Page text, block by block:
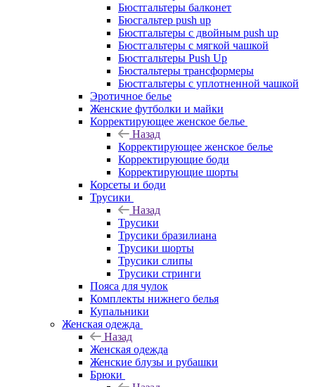
Бюстгальтеры балконет
Бюсгальтер push up
Бюстгальтеры с двойным push up
Бюстгальтеры с мягкой чашкой
Бюстгальтеры Push Up
Бюстальтеры трансформеры
Бюстгальтеры с уплотненной чашкой
Эротичное белье
Женские футболки и майки
Корректирующее женское белье
Назад
Корректирующее женское белье
Корректирующие боди
Корректирующие шорты
Корсеты и боди
Трусики
Назад
Трусики
Трусики бразилиана
Трусики шорты
Трусики слипы
Трусики стринги
Пояса для чулок
Комплекты нижнего белья
Купальники
Женская одежда
Назад
Женская одежда
Женские блузы и рубашки
Брюки